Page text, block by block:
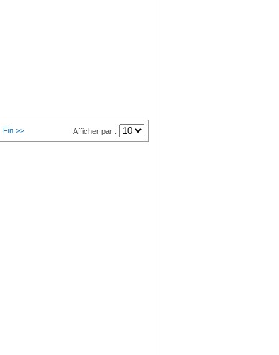
Fin >> Afficher par :